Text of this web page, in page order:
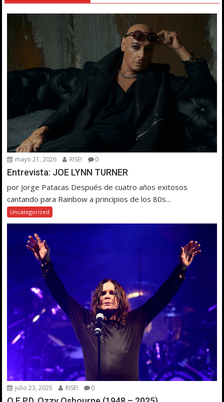
mayo 21, 2026 RISE! 0
Entrevista: JOE LYNN TURNER
por Jorge Patacas Después de cuatro años exitosos
cantando para Rainbow a principios de los 80s...
Uncategorized
julio 23, 2025 RISE! 0